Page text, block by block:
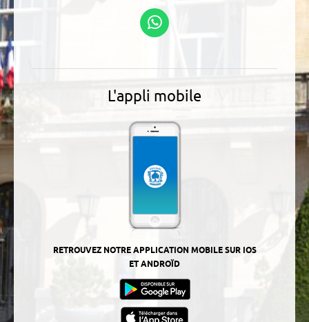
L'appli mobile
RETROUVEZ NOTRE APPLICATION MOBILE SUR IOS
ET ANDROÏD